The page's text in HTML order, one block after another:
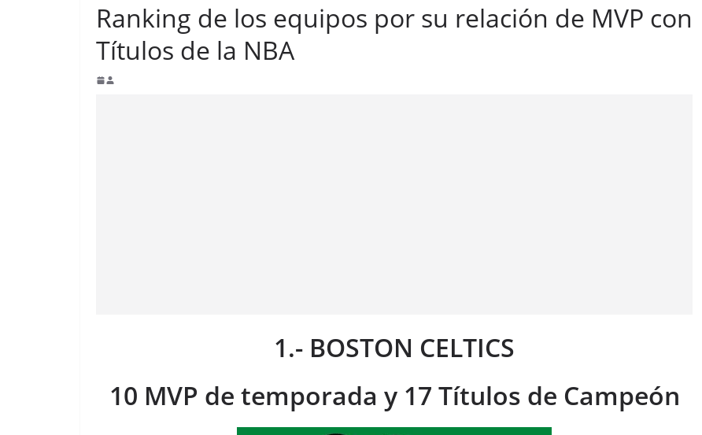
Ranking de los equipos por su relación de MVP con
Títulos de la NBA
1.- BOSTON CELTICS
10 MVP de temporada y 17 Títulos de Campeón